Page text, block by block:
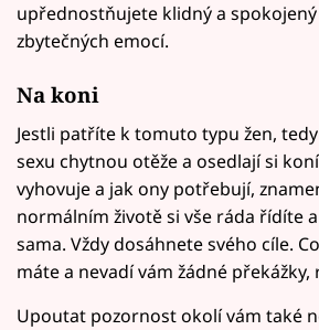
upřednostňujete klidný a spokojený
zbytečných emocí.
Na koni
Jestli patříte k tomuto typu žen,
sexu chytnou otěže a osedlají si
vyhovuje a jak ony potřebují,
normálním životě si vše ráda řídíte
sama. Vždy dosáhnete svého cíle.
máte a nevadí vám žádné překážky,
Upoutat pozornost okolí vám také